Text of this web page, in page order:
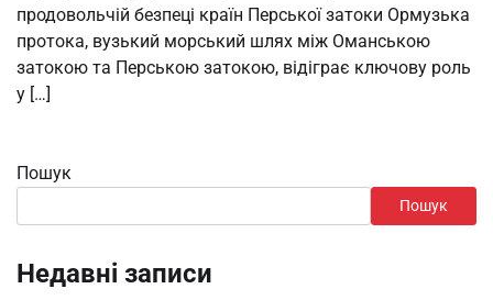
продовольчій безпеці країн Перської затоки Ормузька
протока, вузький морський шлях між Оманською
затокою та Перською затокою, відіграє ключову роль
у […]
Пошук
Пошук
Недавні записи